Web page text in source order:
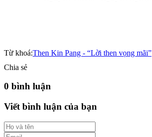
Từ khoá:Then Kin Pang - “Lời then vọng mãi”
Chia sẻ
0 bình luận
Viết bình luận của bạn